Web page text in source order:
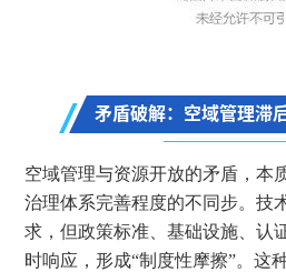
矛盾破解：空域管理滞
空域管理与资源开放的矛盾，本
治理体系完善程度的不同步。技
求，但政策标准、基础设施、认
时响应，形成“制度性摩擦”。这